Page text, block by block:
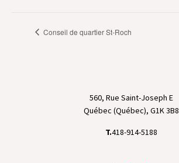
Conseil de quartier St-Roch
560, Rue Saint-Joseph E
T.418-914-5188
Québec (Québec), G1K 3B8